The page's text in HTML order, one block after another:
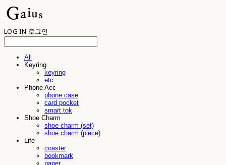
LOG IN 로그인
All
Keyring
keyring
etc.
Phone Acc
phone case
card pocket
smart tok
Shoe Charm
shoe charm (set)
shoe charm (piece)
Life
coaster
bookmark
paper